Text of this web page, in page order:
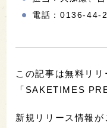
電話：0136-44-
この記事は無料リ
「SAKETIMES
新規リリース情報